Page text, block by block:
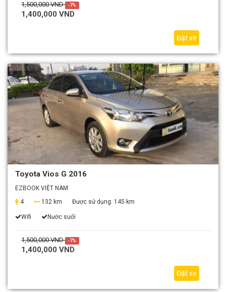
1,500,000 VND -7%
1,400,000 VND
Đặt xe
Toyota Vios G 2016
EZBOOK VIỆT NAM
4
132 km Được sử dụng: 145 km
Wifi Nước suối
1,500,000 VND -7%
1,400,000 VND
Đặt xe